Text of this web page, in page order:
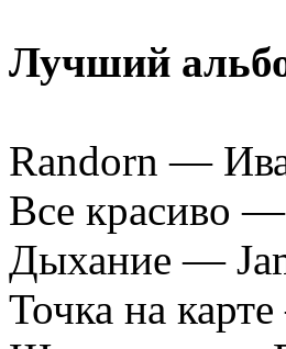
Лучший
Randorn —
Все красиво
Дыхание —
Точка на